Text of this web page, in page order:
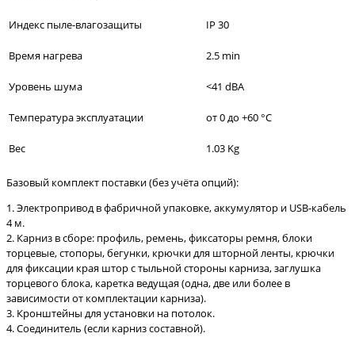
Индекс пыле-влагозащиты IP 30
Время нагрева 2.5 min
Уровень шума <41 dBA
Температура эксплуатации от 0 до +60 °C
Вес 1.03 Kg
Базовый комплект поставки (без учёта опций):
1. Электропривод в фабричной упаковке, аккумулятор и USB-кабель
4 м.
2. Карниз в сборе: профиль, ремень, фиксаторы ремня, блоки
торцевые, стопоры, бегунки, крючки для шторной ленты, крючки
для фиксации края штор с тыльной стороны карниза, заглушка
торцевого блока, каретка ведущая (одна, две или более в
зависимости от комплектации карниза).
3. Кронштейны для установки на потолок.
4. Соединитель (если карниз составной).